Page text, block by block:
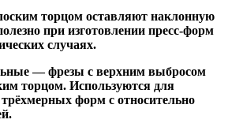
торцом оставляют наклонную
при изготовлении пресс-форм
случаях.
— фрезы с верхним выбросом
торцом. Используются для
форм с относительно